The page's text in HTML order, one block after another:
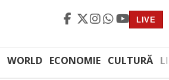
LIVE
WORLD ECONOMIE CULTURĂ